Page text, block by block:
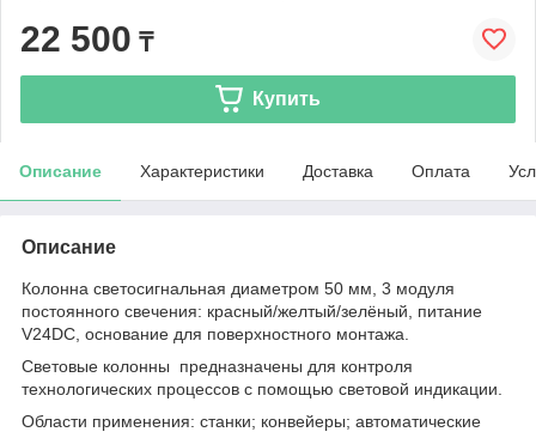
22 500 ₸
Купить
Описание Характеристики Доставка Оплата
Описание
Колонна светосигнальная диаметром 50 мм, 3 модуля
постоянного свечения: красный/желтый/зелёный, питание
V24DC, основание для поверхностного монтажа.
Световые колонны предназначены для контроля
технологических процессов с помощью световой индикации.
Области применения: станки; конвейеры; автоматические